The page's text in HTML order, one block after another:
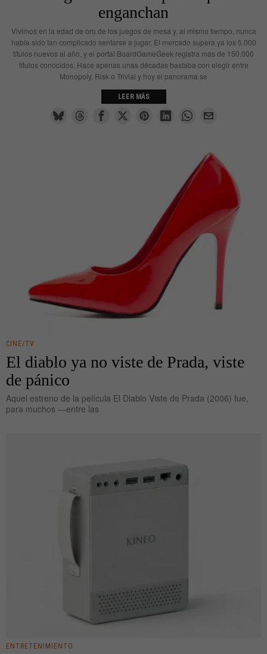
enganchan
Vivimos en la edad de oro de los juegos de mesa y, al mismo tiempo, nunca
había sido tan complicado sentarse a jugar. El mercado supera ya los 5.000
títulos nuevos al año, y el portal BoardGameGeek registra más de 150.000
títulos conocidos. Hace apenas unas décadas bastaba con elegir entre
Monopoly, Risk o Trivial y hoy el panorama se
LEER MÁS
CINE/TV
El diablo ya no viste de Prada, viste
de pánico
Aquel estreno de la película El Diablo Viste de Prada (2006) fue,
para muchos —entre las
ENTRETENIMIENTO